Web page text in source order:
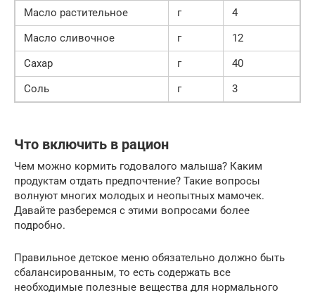
Масло растительное
г
4
Масло сливочное
г
12
Сахар
г
40
Соль
г 3
Что включить в рацион
Чем можно кормить годовалого малыша? Каким
продуктам отдать предпочтение? Такие вопросы
волнуют многих молодых и неопытных мамочек.
Давайте разберемся с этими вопросами более
подробно.
Правильное детское меню обязательно должно быть
сбалансированным, то есть содержать все
необходимые полезные вещества для нормального